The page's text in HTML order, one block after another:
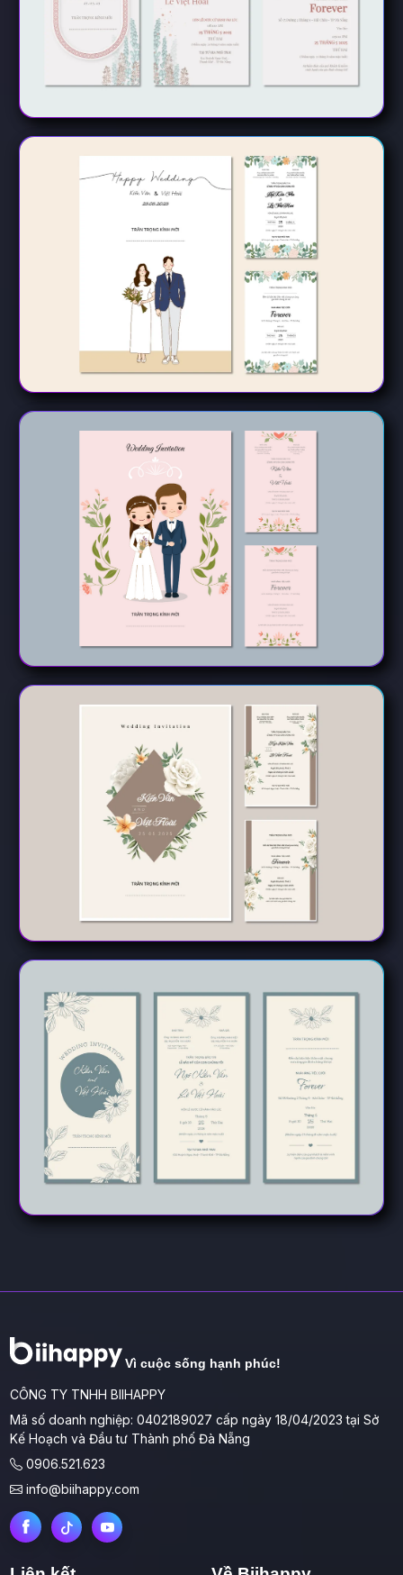
Vì cuộc sống hạnh phúc!
CÔNG TY TNHH BIIHAPPY
Mã số doanh nghiệp: 0402189027 cấp ngày 18/04/2023 tại Sở
Kế Hoạch và Đầu tư Thành phố Đà Nẵng
0906.521.623
info@biihappy.com